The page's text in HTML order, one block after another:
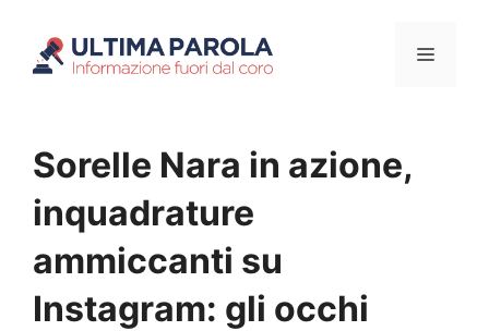
Menu
Sorelle Nara in azione,
inquadrature
ammiccanti su
Instagram: gli occhi